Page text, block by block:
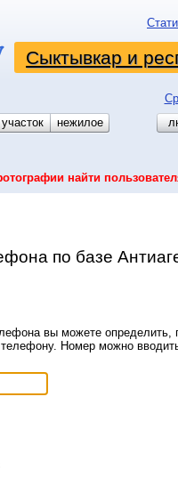
Сыктывкар и
участок
нежилое
найти
по базе
вы можете определить,
телефону. Номер можно